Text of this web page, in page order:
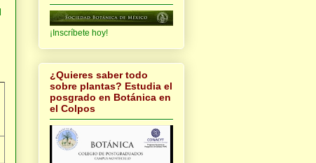
¡Inscríbete hoy!
¿Quieres saber todo
sobre plantas? Estudia el
posgrado en Botánica en
el Colpos